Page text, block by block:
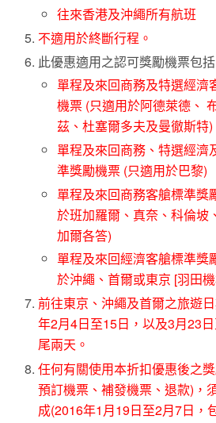
往來香港及沖繩所有航班
不適用於終斷行程。
此優惠適用之認可獎勵機票包括
單程及來回商務及特選經濟
機票 (只適用於阿德萊德、
茲、杜塞爾多夫及曼徹斯特)
單程及來回商務、特選經濟
準獎勵機票 (只適用於巴黎)
單程及來回商務客艙標準獎
於班加羅爾、真奈、科倫坡
加爾各答)
單程及來回經濟客艙標準獎
於沖繩、首爾或東京 [羽田
前往東京、沖繩及首爾之旅遊
年2月4日至15日，以及3月23
尾兩天。
任何有關使用本折扣優惠後之
預訂機票、補發機票、退款)，
成(2016年1月19日至2月7日，